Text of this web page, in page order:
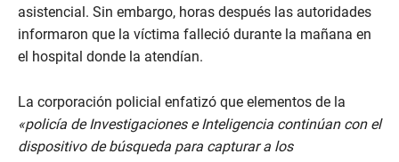
asistencial. Sin embargo, horas después las autoridades
informaron que la víctima falleció durante la mañana en
el hospital donde la atendían.
La corporación policial enfatizó que elementos de la
«policía de Investigaciones e Inteligencia continúan con el
dispositivo de búsqueda para capturar a los